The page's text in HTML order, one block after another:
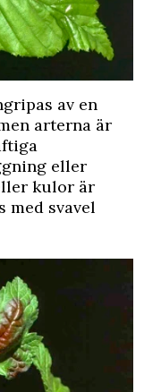
av en
arterna är
eller
kulor är
med svavel